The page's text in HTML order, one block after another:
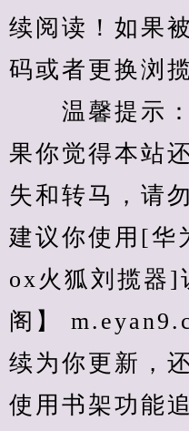
续阅读！如果
码或者更换浏
温馨提示：
果你觉得本站
失和转马，请
建议你使用[
ox火狐刘揽器]
阁】
续为你更新，
使用书架功能